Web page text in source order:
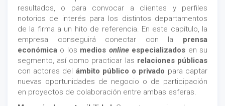
resultados, o para convocar a clientes y perfiles
notorios de interés para los distintos departamentos
de la firma a un hito de referencia. En este capítulo, la
empresa conseguirá conectar con la prensa
económica o los medios onlineespecializados en su
segmento, así como practicar las relaciones públicas
con actores del ámbito público o privado para captar
nuevas oportunidades de negocio o de participación
en proyectos de colaboración entre ambas esferas.